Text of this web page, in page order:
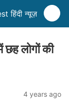
हिंदी न्यूज़
लोगों की
4 years ago